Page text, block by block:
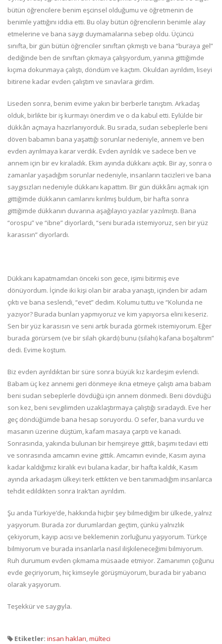
bütün öğrencilere benim eşcinsel olduğumu ve öğretmenin de
benimle yattığını iddia etti. Bu olay bütün öğrencilerin benimle alay
etmelerine ve bana saygı duymamalarına sebep oldu. Üçüncü
sınıfta, bir gün bütün öğrenciler sınıftan çıkmıştı ve bana “buraya gel”
dediğinde ben de sınıftan çıkmaya çalışıyordum, yanına gittiğimde
kıçıma dokunmaya çalıştı, döndüm ve kaçtım. Okuldan ayrıldım, liseyi
bitirene kadar evden çalıştım ve sınavlara girdim.
Liseden sonra, benim evime yakın bir berberle tanıştım. Arkadaş
olduk, birlikte bir iş kurmayı önerdim ve o da kabul etti. Eylülde bir
dükkân açmaya hazırlanıyorduk. Bu sırada, sudan sebeplerle beni
döven babamın bana yaşattığı sorunlar nedeniyle, annem ve ben
evden ayrılmaya karar verdik. Evden ayrıldık ve sadece ben ve
annem için bir ev kiraladık. Ekim ayında dükkanı açtık. Bir ay, sonra o
zamanlar yaşadığım sorunlar nedeniyle, insanların tacizleri ve bana
saygısızları nedeniyle dükkanı kapattım. Bir gün dükkânı açmak için
gittiğimde dükkanın camlarını kırılmış buldum, bir hafta sonra
gittiğimde dükkanın duvarına aşağılayıcı yazılar yazılmıştı. Bana
“orospu” ve “ibne” diyorlardı, “seni burada istemiyoruz, sen bir yüz
karasısın” diyorlardı.
Dükkanı kapatmamdan önceki son gece, işimi bitirmiş eve
dönüyordum. İçinde iki kişi olan bir araba yanaştı, içinden bir adam
çıktı ve bana seslendi, “evet” dedim. Kolumu tuttu ve “Kolunda ne
yazıyor? Burada bunları yapmıyoruz ve kim yapıyorsa elini keseriz.
Sen bir yüz karasısın ve seni artık burada görmek istemiyorum. Eğer
burada görürsem (ve bir silah çıkardı) bunu (silahı) kafana boşaltırım”
dedi. Evime koştum.
Biz evden ayrıldıktan bir süre sonra büyük kız kardeşim evlendi.
Babam üç kez annemi geri dönmeye ikna etmeye çalıştı ama babam
beni sudan sebeplerle dövdüğü için annem dönmedi. Beni dövdüğü
son kez, beni sevgilimden uzaklaştırmaya çalıştığı sıradaydı. Eve her
geç döndüğümde bana hesap soruyordu. O sefer, bana vurdu ve
masanın üzerine düştüm, kafam masaya çarptı ve kanadı.
Sonrasında, yakında bulunan bir hemşireye gittik, başımı tedavi etti
ve sonrasında amcamın evine gittik. Amcamın evinde, Kasım ayına
kadar kaldığımız kiralık evi bulana kadar, bir hafta kaldık, Kasım
ayında arkadaşım ülkeyi terk ettikten ve ben tanımadığım insanlarca
tehdit edildikten sonra Irak’tan ayrıldım.
Şu anda Türkiye’de, hakkında hiçbir şey bilmediğim bir ülkede, yalnız
yaşıyorum. Burada zor durumlardan geçtim, çünkü yalnızlık
çekiyorum, kayıp acısı ve beklemenin zorluğunu yaşıyorum. Türkçe
bilmiyorum ve burada insanlarla nasıl ilişkileneceğimi bilmiyorum.
Ruh durumum evden çıkmama müsaade etmiyor. Zamanımın çoğunu
evde geçiriyorum, hiç kimseyle görüşmüyorum, burada bir yabancı
olarak yaşıyorum.
Teşekkür ve saygıyla.
Etiketler: insan hakları,mülteci